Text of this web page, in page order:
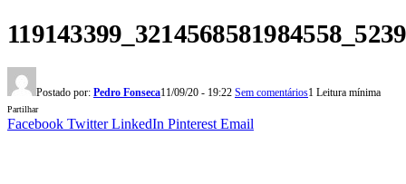
Postado por: Pedro Fonseca11/09/20 - 19:22 Sem comentários1 Leitura mínima
Partilhar
Facebook Twitter LinkedIn Pinterest Email